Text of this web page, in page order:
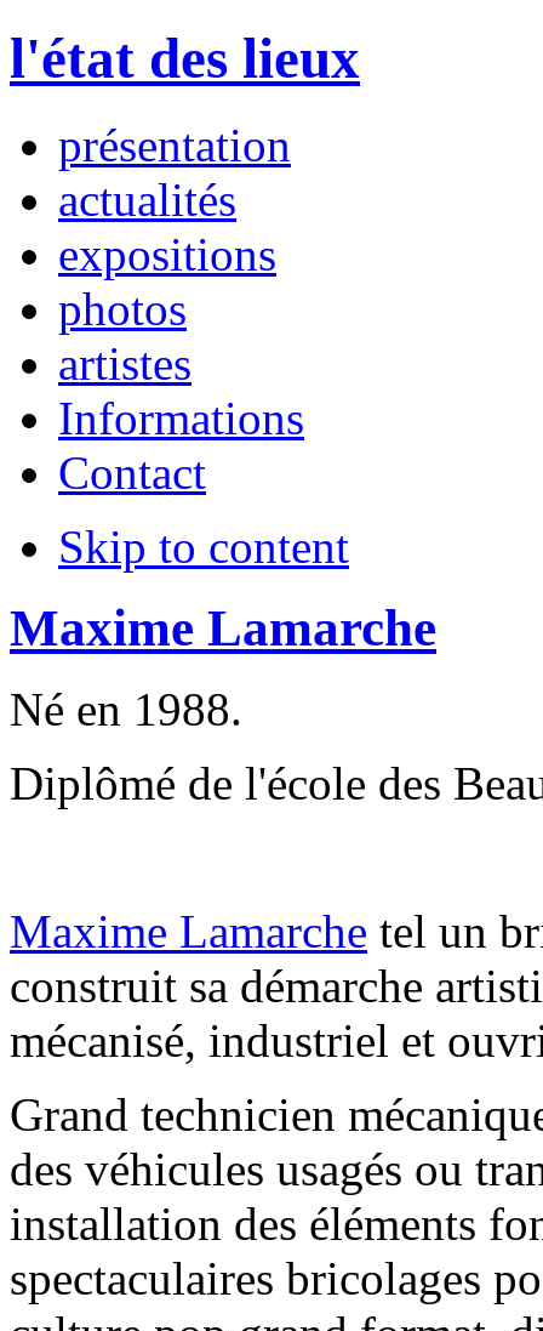
l'état des lieux
présentation
actualités
expositions
photos
artistes
Informations
Contact
Skip to content
Maxime Lamarche
Né en 1988.
Diplômé de l'école des
Maxime Lamarche tel un
construit sa démarche
mécanisé, industriel et
Grand technicien
des véhicules usagés ou
installation des éléments
spectaculaires bricolages